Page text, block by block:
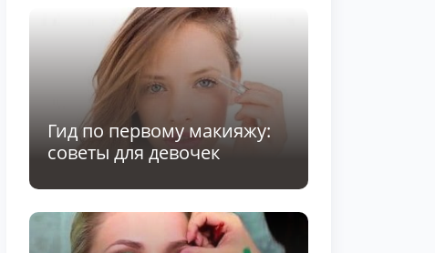
Гид по первому макияжу:
советы для девочек